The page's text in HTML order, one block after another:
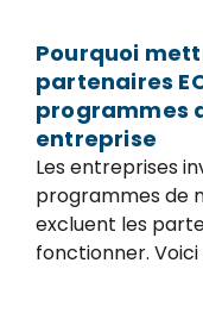
Pourquoi
partenaires
programmes
entreprise
Les entreprises
programmes de
excluent les
fonctionner.